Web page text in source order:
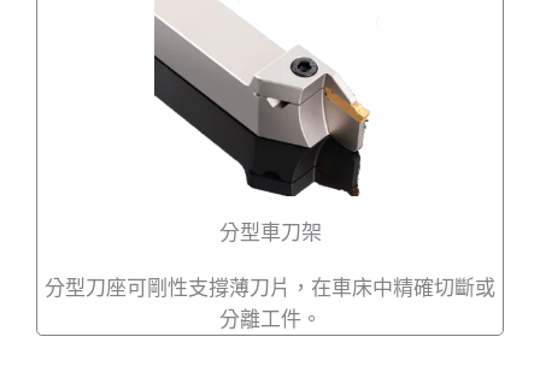
分型車刀架
分型刀座可剛性支撐薄刀片，在車床中精確切斷或
分離工件。